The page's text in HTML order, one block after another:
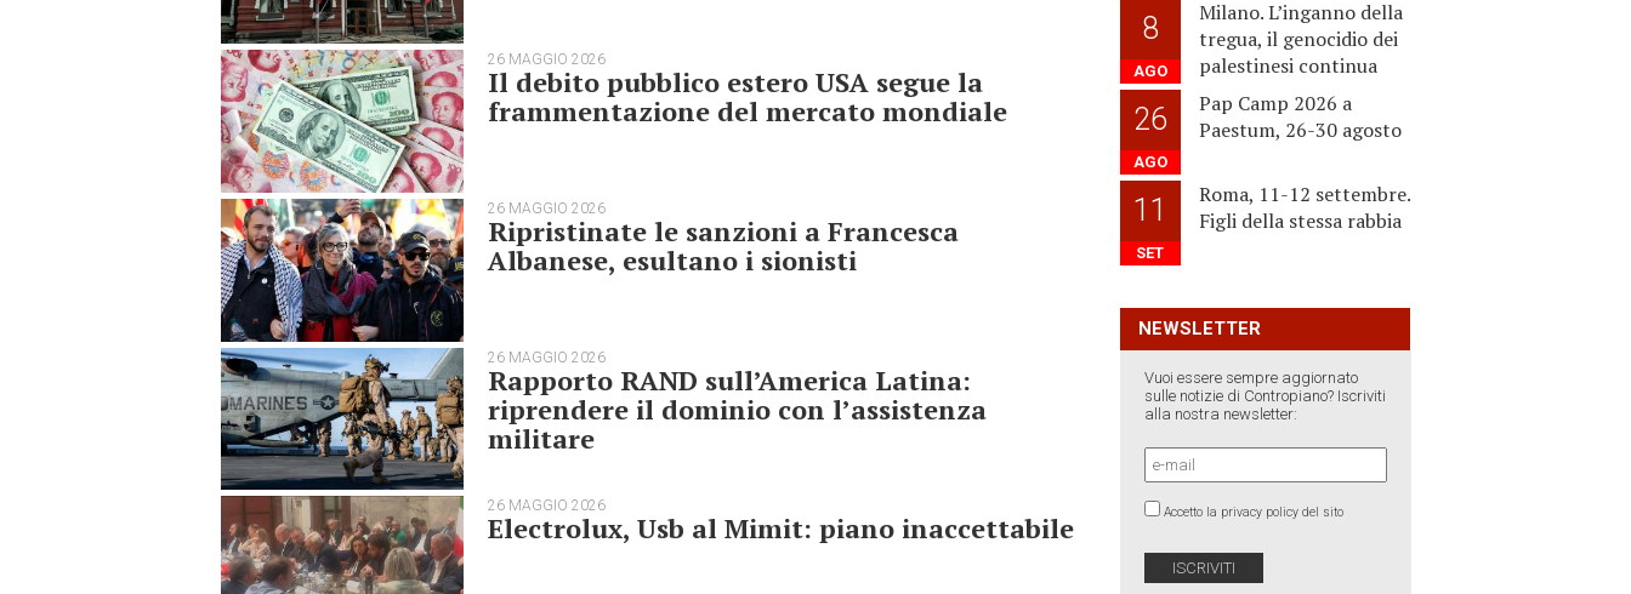
26 MAGGIO 2026
Il debito pubblico estero USA segue la
frammentazione del mercato mondiale
26 MAGGIO 2026
Ripristinate le sanzioni a Francesca
Albanese, esultano i sionisti
26 MAGGIO 2026
Rapporto RAND sull’America Latina:
riprendere il dominio con l’assistenza
militare
26 MAGGIO 2026
Electrolux, Usb al Mimit: piano inaccettabile
8
AGO
Milano. L’inganno della
tregua, il genocidio dei
palestinesi continua
26
AGO
Pap Camp 2026 a
Paestum, 26-30 agosto
11
SET
Roma, 11-12 settembre.
Figli della stessa rabbia
NEWSLETTER
Vuoi essere sempre aggiornato
sulle notizie di Contropiano? Iscriviti
alla nostra newsletter:
Accetto la privacy policy del sito